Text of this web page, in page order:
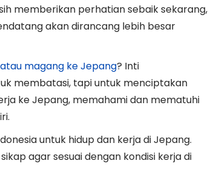
memberikan perhatian sebaik sekarang,
akan dirancang lebih besar
magang ke Jepang? Inti
membatasi, tapi untuk menciptakan
ke Jepang, memahami dan mematuhi
untuk hidup dan kerja di Jepang.
agar sesuai dengan kondisi kerja di